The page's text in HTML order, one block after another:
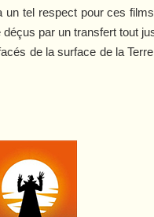
tel respect pour ces
par un transfert tout
de la surface de la